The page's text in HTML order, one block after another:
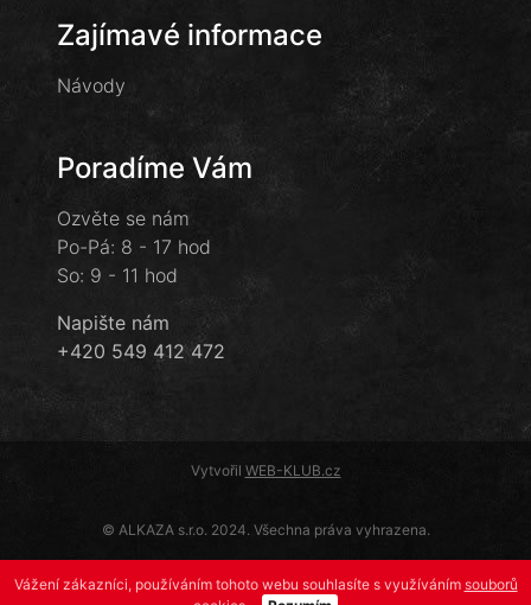
Zajímavé informace
Návody
Poradíme Vám
Ozvěte se nám
Po-Pá: 8 - 17 hod
So: 9 - 11 hod
Napište nám
+420 549 412 472
Vytvořil WEB-KLUB.cz
© ALKAZA s.r.o. 2024. Všechna práva vyhrazena.
Vážení zákazníci, používáním tohoto webu souhlasíte s využíváním souborů